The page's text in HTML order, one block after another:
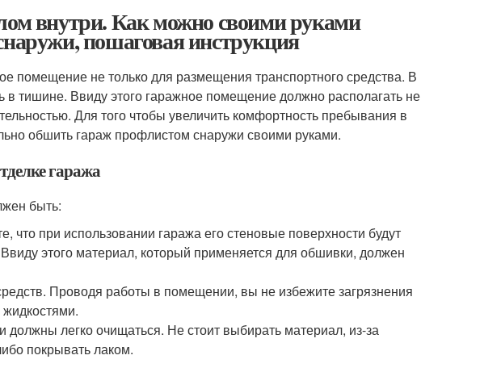
внутри. Как можно своими руками
пошаговая инструкция
помещение не только для размещения транспортного средства. В
в тишине. Ввиду этого гаражное помещение должно располагать не
Для того чтобы увеличить комфортность пребывания в
обшить гараж профлистом снаружи своими руками.
гаража
быть:
при использовании гаража его стеновые поверхности будут
этого материал, который применяется для обшивки, должен
Проводя работы в помещении, вы не избежите загрязнения
легко очищаться. Не стоит выбирать материал, из-за
покрывать лаком.